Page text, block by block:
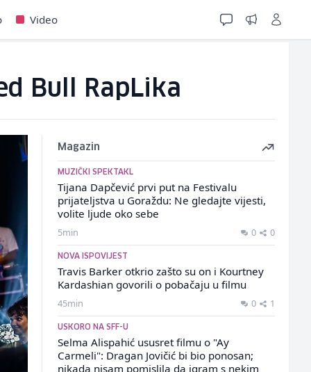
Video
Bull RapLika
Magazin
MUZIČKI SPEKTAKL
Tijana Dapčević prvi put na Festivalu
prijateljstva u Goraždu: Ne gledajte vijesti,
volite ljude oko sebe
5min 0 0
NOVA ISPOVIJEST
Travis Barker otkrio zašto su on i Kourtney
Kardashian govorili o pobačaju u filmu
45min 0 1
USKORO NA SFF-U
Selma Alispahić ususret filmu o "Ay
Carmeli": Dragan Jovičić bi bio ponosan;
nikada nisam pomislila da igram s nekim